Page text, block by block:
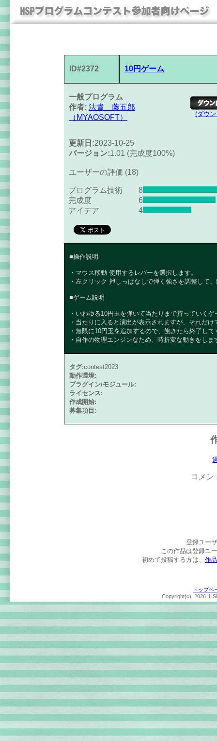
ID#2372 10円ゲーム
一般プログラム
作者: 法貴 藤五郎
（MYAOSOFT）
(ダウ
更新日:2023-10-25
バージョン:1.01 (完成度100%)
ユーザーの評価 (18)
プログラム技術
8
完成度
6
アイデア
4
■操作説明
・マウス移動 使用するレバーを選択します。
・左クリック 押しっぱなしで弾く強さを調整して
■ゲーム説明
・いわゆる10円玉を弾いて当たりまで持っていくゲ
・当たりに入ると演出が表示されますが、それだ
・無限に10円玉を追加するので、飽きたら終了して
・自作の物理エンジンなため、時折変な動きをし
タグ:contest2023
動作環境:
プラグイン/モジュール:
ライセンス:
作成開始:
募集項目:
コメン
登録ユー
この作品は登録ユ
初めて投稿する方は、 作
トップペ
Copyright(c)2026